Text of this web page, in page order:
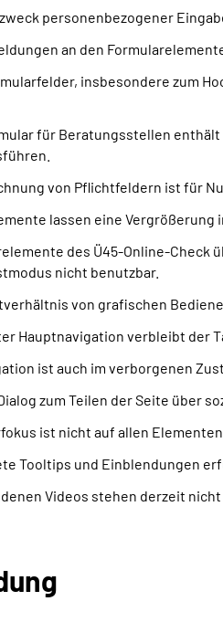
personenbezogener
an den
insbesondere zum
für Beratungsstellen
von Pflichtfeldern ist für
lassen eine Vergrößerung
des Ü45-Online-
nicht benutzbar.
von grafischen
Hauptnavigation verbleibt der
ist auch im verborgenen
zum Teilen der Seite über
ist nicht auf allen
Tooltips und Einblendungen
Videos stehen derzeit